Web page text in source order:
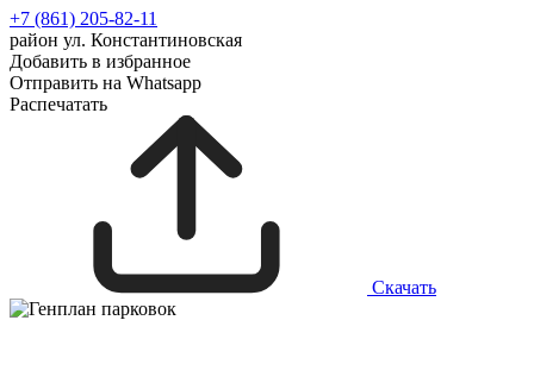
+7 (861) 205-82-11
район ул. Константиновская
Добавить в избранное
Отправить на Whatsapp
Распечатать
Скачать